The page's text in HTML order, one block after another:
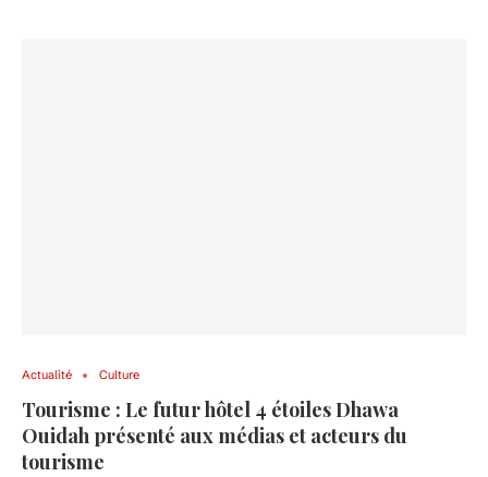
Actualité Culture
Tourisme : Le futur hôtel 4 étoiles Dhawa
Ouidah présenté aux médias et acteurs du
tourisme